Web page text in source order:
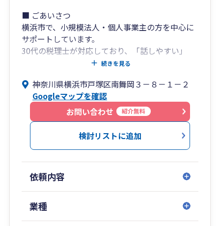
■ ごあいさつ
横浜市で、小規模法人・個人事業主の方を中心に
サポートしています。
30代の税理士が対応しており、「話しやすい」
「相談しやすい」と言っていただくことが多いで
創業期（年商1,000万円以下）から成長途中（年
商1億円以下）の事業者様からのご相談が多く、
数字に苦手意識のある経営者の方からもご相談い
ただいています。
■ 大切にしていること
ペースに合わせた関わり方を心がけています。
必要な場面では少し背中を押しながら、後ろから
支えるような形で伴走できたらと思っています。
続きを見る
神奈川県横浜市戸塚区南舞岡３－８－１－２
Googleマップを確認
お問い合わせ
紹介無料
検討リストに追加
依頼内容
業種